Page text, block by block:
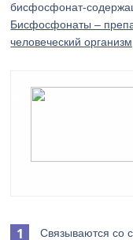
бисфосфонат-
Бисфосфонаты –
человеческий
Связываются со